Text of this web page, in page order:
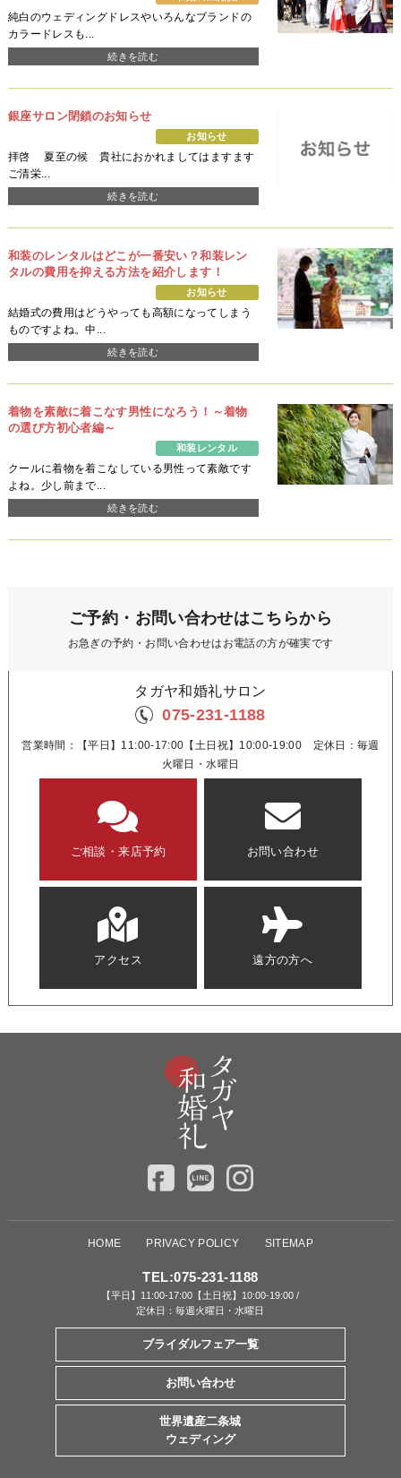
純白のウェディングドレスやいろんなブランドの
カラードレスも...
続きを読む
銀座サロン閉鎖のお知らせ
お知らせ
拝啓 夏至の候 貴社におかれましてはますます
ご清栄...
続きを読む
和装のレンタルはどこが一番安い？和装レン
タルの費用を抑える方法を紹介します！
お知らせ
結婚式の費用はどうやっても高額になってしまう
ものですよね。中...
続きを読む
着物を素敵に着こなす男性になろう！～着物
の選び方初心者編～
和装レンタル
クールに着物を着こなしている男性って素敵です
よね。少し前まで...
続きを読む
ご予約・お問い合わせはこちらから
お急ぎの予約・お問い合わせはお電話の方が確実です
タガヤ和婚礼サロン
075-231-1188
営業時間：【平日】11:00-17:00【土日祝】10:00-19:00 定休日：毎週
火曜日・水曜日
ご相談・来店予約 お問い合わせ
アクセス 遠方の方へ
HOME PRIVACY POLICY SITEMAP
TEL:075-231-1188
【平日】11:00-17:00【土日祝】10:00-19:00 /
定休日：毎週火曜日・水曜日
ブライダルフェア一覧
お問い合わせ
世界遺産二条城
ウェディング